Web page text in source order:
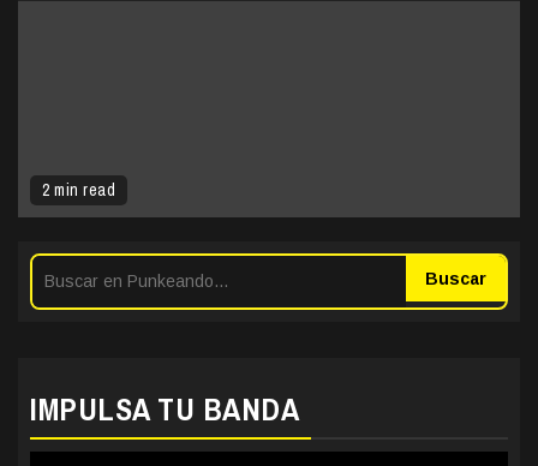
2 min read
Buscar
IMPULSA TU BANDA